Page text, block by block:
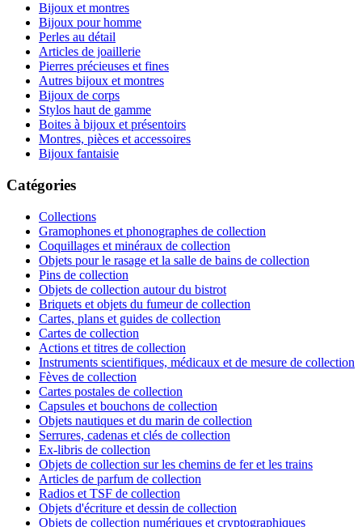
Bijoux et montres
Bijoux pour homme
Perles au détail
Articles de joaillerie
Pierres précieuses et fines
Autres bijoux et montres
Bijoux de corps
Stylos haut de gamme
Boites à bijoux et présentoirs
Montres, pièces et accessoires
Bijoux fantaisie
Catégories
Collections
Gramophones et phonographes de collection
Coquillages et minéraux de collection
Objets pour le rasage et la salle de bains de collection
Pins de collection
Objets de collection autour du bistrot
Briquets et objets du fumeur de collection
Cartes, plans et guides de collection
Cartes de collection
Actions et titres de collection
Instruments scientifiques, médicaux et de mesure de collection
Fèves de collection
Cartes postales de collection
Capsules et bouchons de collection
Objets nautiques et du marin de collection
Serrures, cadenas et clés de collection
Ex-libris de collection
Objets de collection sur les chemins de fer et les trains
Articles de parfum de collection
Radios et TSF de collection
Objets d'écriture et dessin de collection
Objets de collection numériques et cryptographiques